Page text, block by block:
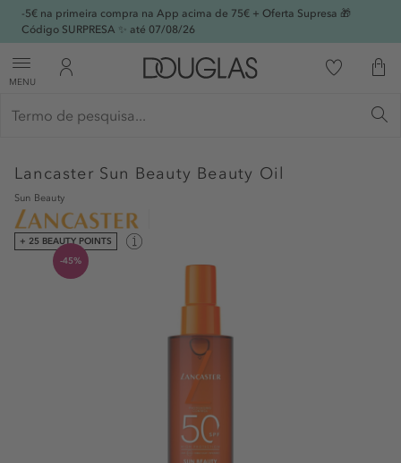
-5€ na primeira compra na App acima de 75€ + Oferta Supresa 🎁
Código SURPRESA ✨ até 07/08/26
MENU
Lancaster Sun Beauty Beauty Oil
Sun Beauty
+ 25 BEAUTY POINTS
-45%